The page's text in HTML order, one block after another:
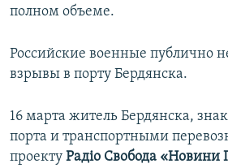
полном объеме.
Российские военные публично
взрывы в порту Бердянска.
16 марта житель Бердянска,
порта и транспортными
проекту Радіо Свобода «Новини